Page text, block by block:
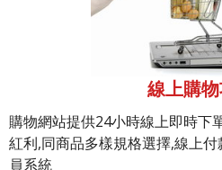
線上購
購物網站提供24小時線上即時下
紅利,同商品多樣規格選擇,線上
員系統